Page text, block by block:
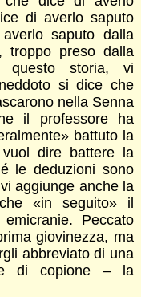
di averlo saputo
saputo dalla
troppo preso dalla
questo storia, vi
si dice che
nella Senna
il professore ha
battuto la
dire battere la
le deduzioni sono
aggiunge anche la
«in seguito» il
Peccato
giovinezza, ma
abbreviato di una
di copione – la